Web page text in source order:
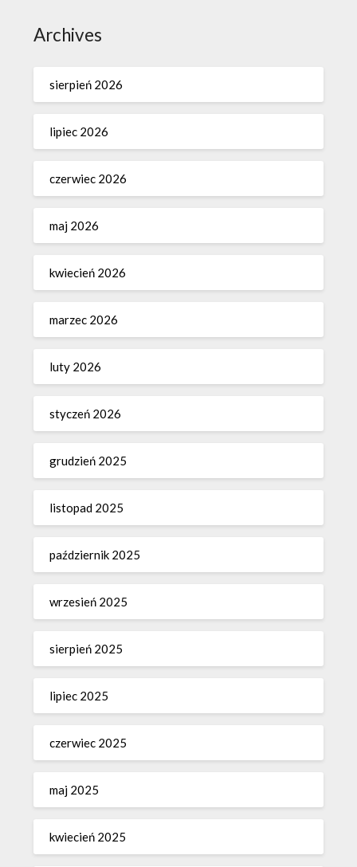
Archives
sierpień 2026
lipiec 2026
czerwiec 2026
maj 2026
kwiecień 2026
marzec 2026
luty 2026
styczeń 2026
grudzień 2025
listopad 2025
październik 2025
wrzesień 2025
sierpień 2025
lipiec 2025
czerwiec 2025
maj 2025
kwiecień 2025